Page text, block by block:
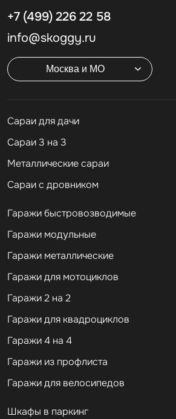
+7 (499) 226 22 58
info@skoggy.ru
Москва и МО
Cараи для дачи
Сараи 3 на 3
Металлические сараи
Сараи с дровником
Гаражи быстровозводимые
Гаражи модульные
Гаражи металлические
Гаражи для мотоциклов
Гаражи 2 на 2
Гаражи для квадроциклов
Гаражи 4 на 4
Гаражи из профлиста
Гаражи для велосипедов
Шкафы в паркинг